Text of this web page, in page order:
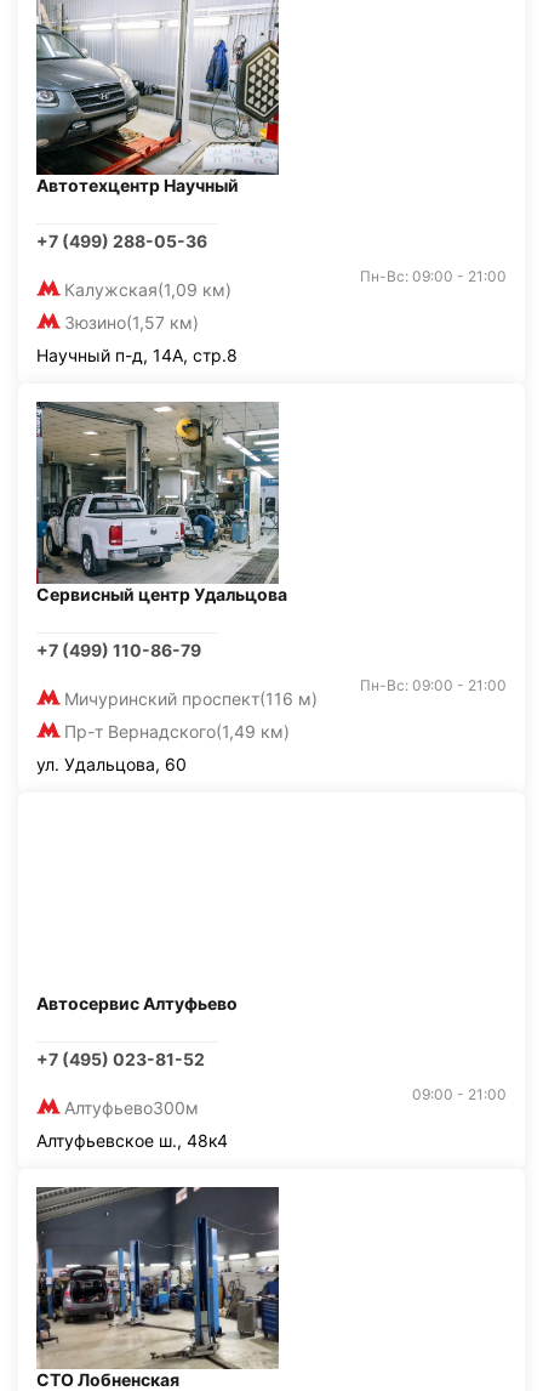
Автотехцентр Научный
+7 (499) 288-05-36
Калужская(1,09 км)
Зюзино(1,57 км)
Пн-Вс: 09:00 - 21:00
Научный п-д, 14А, стр.8
Сервисный центр Удальцова
+7 (499) 110-86-79
Мичуринский проспект(116 м)
Пр-т Вернадского(1,49 км)
Пн-Вс: 09:00 - 21:00
ул. Удальцова, 60
Автосервис Алтуфьево
+7 (495) 023-81-52
Алтуфьево300м
09:00 - 21:00
Алтуфьевское ш., 48к4
СТО Лобненская